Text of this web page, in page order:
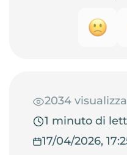
2034
1 minuto di
17/04/2026,